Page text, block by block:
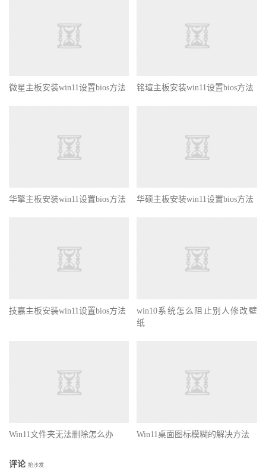
微星主板安装win11设置bios方法 铭瑄主板安装win11设置bios方法
华擎主板安装win11设置bios方法 华硕主板安装win11设置bios方法
技嘉主板安装win11设置bios方法
win10系统怎么阻止别人修改壁
纸
Win11文件夹无法删除怎么办 Win11桌面图标模糊的解决方法
评论 抢沙发